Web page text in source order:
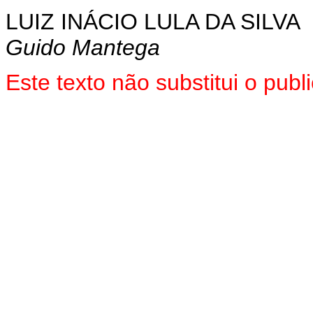
LUIZ INÁCIO LULA DA SILVA
Guido Mantega
Este texto não substitui o